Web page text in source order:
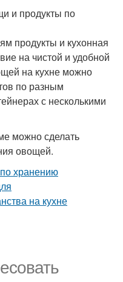
и продукты по
продукты и кухонная
на чистой и удобной
на кухне можно
по разным
с несколькими
можно сделать
овощей.